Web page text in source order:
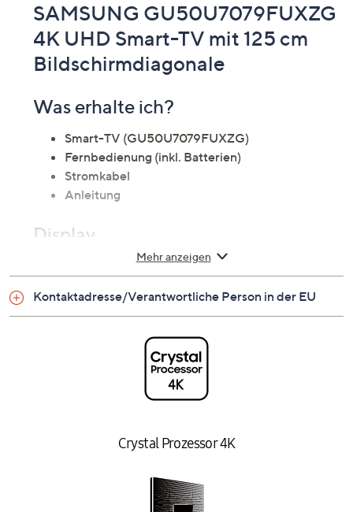
SAMSUNG GU50U7079FUXZG
4K UHD Smart-TV mit 125 cm
Bildschirmdiagonale
Was erhalte ich?
Smart-TV (GU50U7079FUXZG)
Fernbedienung (inkl. Batterien)
Stromkabel
Anleitung
Display
125 cm (50 Zoll)
4K HDR (High Dynamic Range)
Bildwiederholfrequenz: 50 Hz
HDR 10+ Unterstützung
Mega Contrast Micro
UHD Dimming
Motion Xcelerator
HLG (Hybrid Log Gamma)
Mehr anzeigen
Kontaktadresse/Verantwortliche Person in der EU
Crystal Prozessor 4K